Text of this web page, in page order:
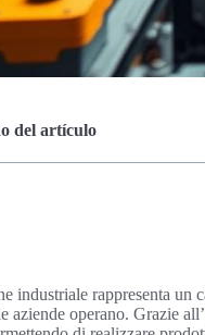
del artículo
industriale rappresenta
aziende operano. Grazie